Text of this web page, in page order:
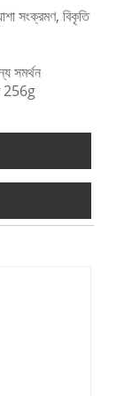
সংক্রমণ, বিকৃতি
সমর্থন
256g